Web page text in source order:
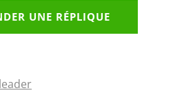
UNE RÉPLIQUE